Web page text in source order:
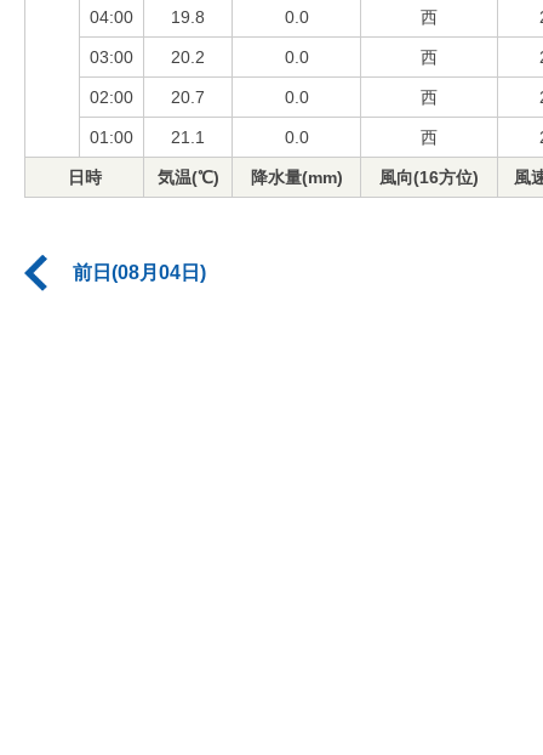
04:00 19.8 0.0 西
03:00 20.2 0.0 西
02:00 20.7 0.0 西
01:00 21.1 0.0 西
日時 気温(℃) 降水量(mm) 風向(16方位) 風
前日(08月04日)